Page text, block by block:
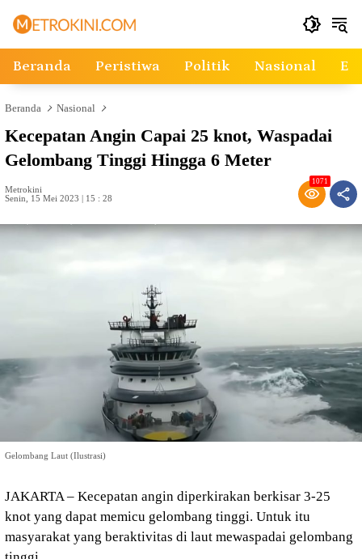
Beranda Peristiwa Politik Nasional
Beranda Nasional
Kecepatan Angin Capai 25 knot, Waspadai
Gelombang Tinggi Hingga 6 Meter
Metrokini
Senin, 15 Mei 2023 | 15 : 28
1071
Gelombang Laut (Ilustrasi)
JAKARTA – Kecepatan angin diperkirakan berkisar 3-25
knot yang dapat memicu gelombang tinggi. Untuk itu
masyarakat yang beraktivitas di laut mewaspadai gelombang